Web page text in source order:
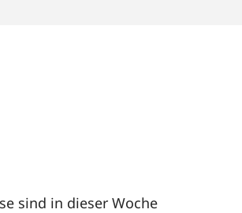
sind in dieser Woche